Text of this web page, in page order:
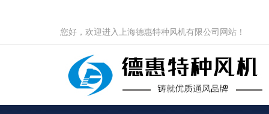
您好，欢迎进入上海德惠特种风机有限公司网站！